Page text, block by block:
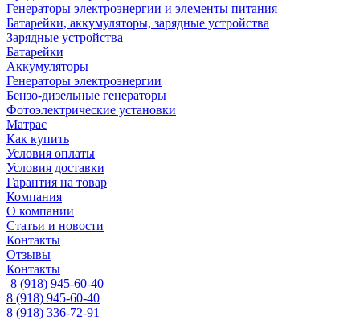
Генераторы электроэнергии и элементы питания
Батарейки, аккумуляторы, зарядные устройства
Зарядные устройства
Батарейки
Аккумуляторы
Генераторы электроэнергии
Бензо-дизельные генераторы
Фотоэлектрические установки
Матрас
Как купить
Условия оплаты
Условия доставки
Гарантия на товар
Компания
О компании
Статьи и новости
Контакты
Отзывы
Контакты
8 (918) 945-60-40
8 (918) 945-60-40
8 (918) 336-72-91